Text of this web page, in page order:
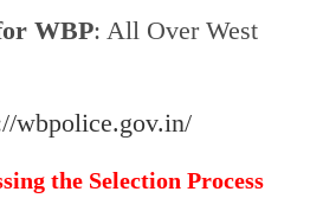
WBP: All Over West
wbpolice.gov.in/
the Selection Process